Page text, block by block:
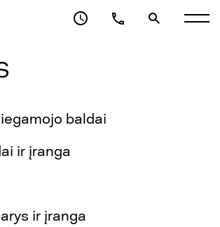
baldai
ir įranga
ir įranga